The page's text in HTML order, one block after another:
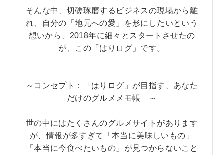
そんな中、切磋琢磨するビジネスの現場から離
れ、自分の「地元への愛」を形にしたいという
想いから、2018年に細々とスタートさせたの
が、この「はりログ」です。
～コンセプト：「はりログ」が目指す、あなた
だけのグルメメモ帳 ～
世の中にはたくさんのグルメサイトがあります
が、情報が多すぎて「本当に美味しいもの」
「本当に今食べたいもの」が見つからないこと